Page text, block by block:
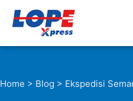
Home > Blog > Ekspedisi